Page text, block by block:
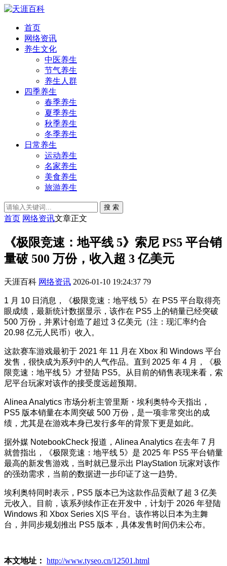
首页
网络资讯
养生文化
中医养生
节气养生
养生人群
四季养生
春季养生
夏季养生
秋季养生
冬季养生
日常养生
运动养生
名家养生
美食养生
旅游养生
搜 索
首页 网络资讯文章正文
《极限竞速：地平线 5》索尼 PS5 平台销
量破 500 万份，收入超 3 亿美元
天涯百科 网络资讯 2026-01-10 19:24:37 79
1 月 10 日消息，《极限竞速：地平线 5》在 PS5 平台取得亮
眼成绩，最新统计数据显示，该作在 PS5 上的销量已经突破
500 万份，并累计创造了超过 3 亿美元（注：现汇率约合
20.98 亿元人民币）收入。
这款赛车游戏最初于 2021 年 11 月在 Xbox 和 Windows 平台
发售，很快成为系列中的人气作品。直到 2025 年 4 月，《极
限竞速：地平线 5》才登陆 PS5。从目前的销售表现来看，索
尼平台玩家对该作的接受度远超预期。
Alinea Analytics 市场分析主管里斯・埃利奥特今天指出，
PS5 版本销量在本周突破 500 万份，是一项非常突出的成
绩，尤其是在游戏本身已发行多年的背景下更是如此。
据外媒 NotebookCheck 报道，Alinea Analytics 在去年 7 月
就曾指出，《极限竞速：地平线 5》是 2025 年 PS5 平台销量
最高的新发售游戏，当时就已显示出 PlayStation 玩家对该作
的强劲需求，当前的数据进一步印证了这一趋势。
埃利奥特同时表示，PS5 版本已为这款作品贡献了超 3 亿美
元收入。目前，该系列续作正在开发中，计划于 2026 年登陆
Windows 和 Xbox Series X|S 平台。该作将以日本为主舞
台，并同步规划推出 PS5 版本，具体发售时间仍未公布。
本文地址： http://www.tyseo.cn/12501.html